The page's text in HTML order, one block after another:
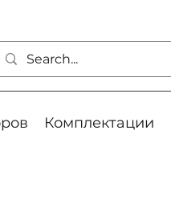
Комплектации